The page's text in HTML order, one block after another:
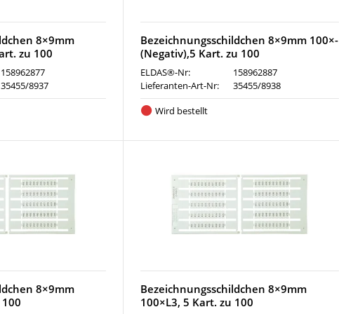
8×9mm
zu 100
158962877
35455/8937
Bezeichnungsschildchen 8×9mm 100×-
(Negativ),5 Kart. zu 100
ELDAS®-Nr:
158962887
Lieferanten-Art-Nr:
35455/8938
Wird bestellt
8×9mm
Bezeichnungsschildchen 8×9mm
100×L3, 5 Kart. zu 100